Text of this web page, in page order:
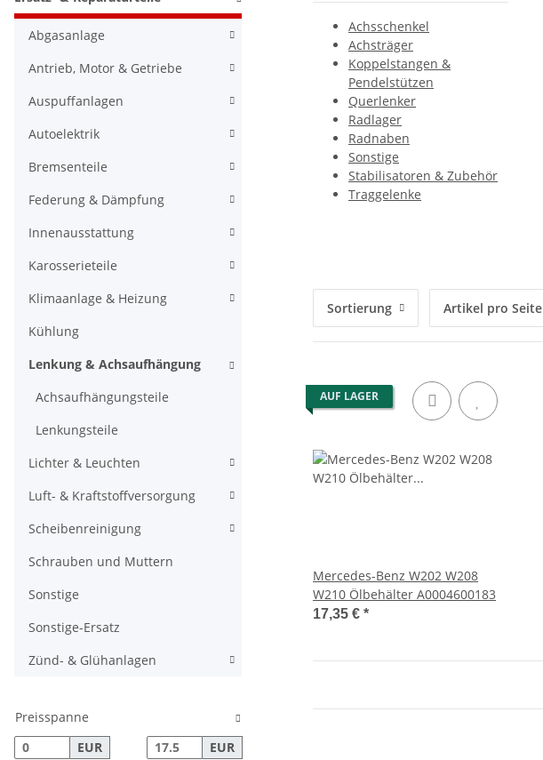
Achsschenkel
Achsträger
Koppelstangen &
Pendelstützen
Querlenker
Radlager
Radnaben
Sonstige
Stabilisatoren & Zubehör
Traggelenke
Sortierung Artikel pro Seite
AUF LAGER
Mercedes-Benz W202 W208
W210 Ölbehälter A0004600183
17,35 € *
Abgasanlage
Antrieb, Motor & Getriebe
Auspuffanlagen
Autoelektrik
Bremsenteile
Federung & Dämpfung
Innenausstattung
Karosserieteile
Klimaanlage & Heizung
Kühlung
Lenkung & Achsaufhängung
Achsaufhängungsteile
Lenkungsteile
Lichter & Leuchten
Luft- & Kraftstoffversorgung
Scheibenreinigung
Schrauben und Muttern
Sonstige
Sonstige-Ersatz
Zünd- & Glühanlagen
Preisspanne
EUR
EUR